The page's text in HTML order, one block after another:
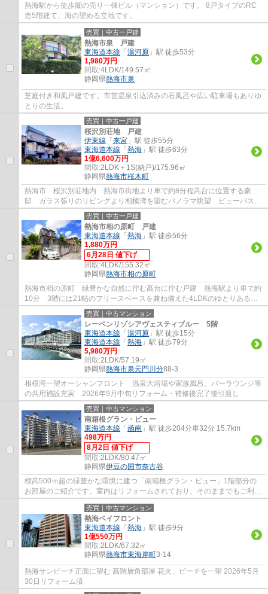
熱海駅から徒歩圏の売り一棟ビル（マンション）です。 8戸タイプのRC
造5階建て、海の望める立地です。
売買｜中古一戸建
熱海市泉 戸建
東海道本線 「湯河原 」駅 徒歩53分
1,980万円
間取:4LDK/149.57㎡
静岡県熱海市泉
芝庭付き和風戸建です。市営温泉引込済みの石風呂や広い駐車場もありゆ
とりの生活。
売買｜中古一戸建
桜沢別荘地 戸建
伊東線 「来宮 」駅 徒歩55分
東海道本線 「熱海 」駅 徒歩63分
1億6,600万円
間取:2LDK＋1S(納戸)/175.96㎡
静岡県熱海市桜木町
熱海市 桜沢別荘地内 熱海市街地より車で約8分程高台に位置する豪
邸 ガラス張りのリビングより相模湾を望むパノラマ眺望 ビューバス仕
様の浴室
売買｜中古一戸建
熱海市相の原町 戸建
東海道本線 「熱海 」駅 徒歩56分
1,880万円
6月28日 値下げ
間取:4LDK/155.32㎡
静岡県熱海市相の原町
熱海市相の原町 緑豊かな自然に佇む高台に佇む戸建 熱海駅より車で約
10分 3階には21帖のフリースペースを兼ね備えた4LDKのゆとりある間
取り
売買｜中古マンション
レーベンリゾシアヴェスティブルー 5階
東海道本線 「湯河原 」駅 徒歩15分
東海道本線 「熱海 」駅 徒歩79分
5,980万円
間取:2LDK/57.19㎡
静岡県熱海市泉元門川分88-3
相模湾一望オーシャンフロント 温泉大浴場や家族風呂、バーラウンジ等
の共用施設充実 2026年9月中旬リフォーム・補修後完了後引渡し
売買｜中古マンション
南箱根グラン・ビュー
東海道本線 「函南 」駅 徒歩204分車32分 15.7km
498万円
8月2日 値下げ
間取:2LDK/80.47㎡
静岡県伊豆の国市奈古谷
標高500ｍ超の緑豊かな環境に建つ「南箱根グラン・ビュー」1階部分の
お部屋のご紹介です。室内はリフォームされており、そのままでもご利用
いただけます。富士山を望めるラウンジを始...
売買｜中古マンション
熱海ベイフロント
東海道本線 「熱海 」駅 徒歩9分
1億550万円
間取:2LDK/67.32㎡
静岡県熱海市東海岸町3-14
熱海サンビーチ正面に望む 高階層角部屋 花火、ビーチを一望 2026年5月
30日リフォーム済